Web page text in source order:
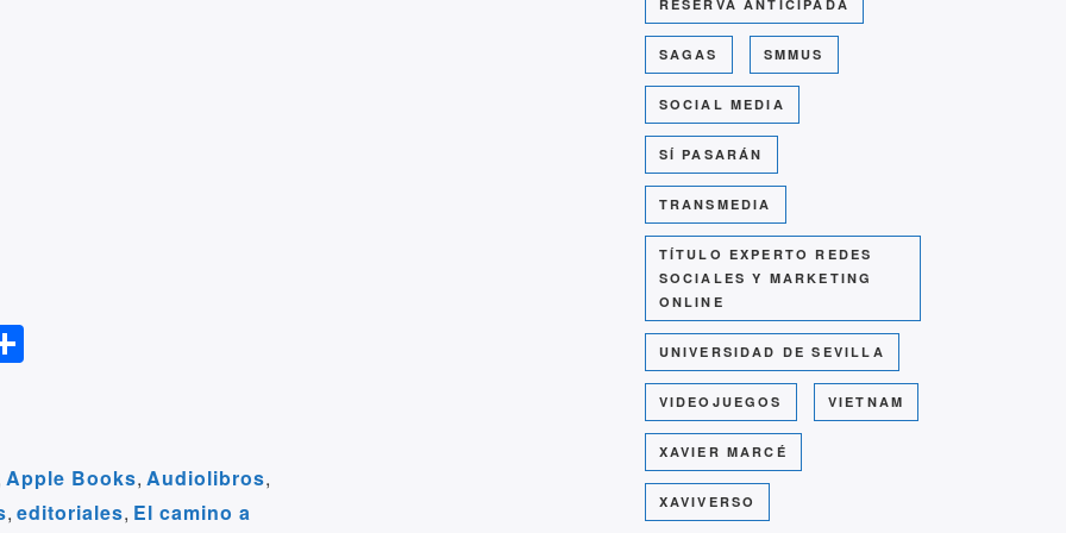
Apple Books, Audiolibros,
,editoriales, El camino a
RESERVA ANTICIPADA
SAGAS SMMUS
SOCIAL MEDIA
SÍ PASARÁN
TRANSMEDIA
TÍTULO EXPERTO REDES
SOCIALES Y MARKETING
ONLINE
UNIVERSIDAD DE SEVILLA
VIDEOJUEGOS VIETNAM
XAVIER MARCÉ
XAVIVERSO